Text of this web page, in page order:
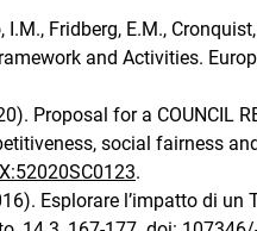
I.M., Fridberg, E.M.,
and Activities.
Proposal for a COUNCIL
social fairness
.
Esplorare l’impatto di